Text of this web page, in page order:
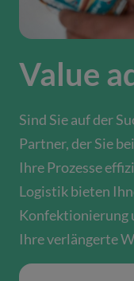
Value
Sind Sie auf der
Partner, der Sie
Ihre Prozesse
Logistik bieten
Konfektionierung
Ihre verlängerte